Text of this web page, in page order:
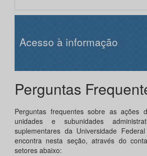
Acesso à informação
Perguntas
Perguntas frequentes sobre as ações
unidades e subunidades
suplementares da Universidade
encontra nesta seção, através do
setores abaixo: